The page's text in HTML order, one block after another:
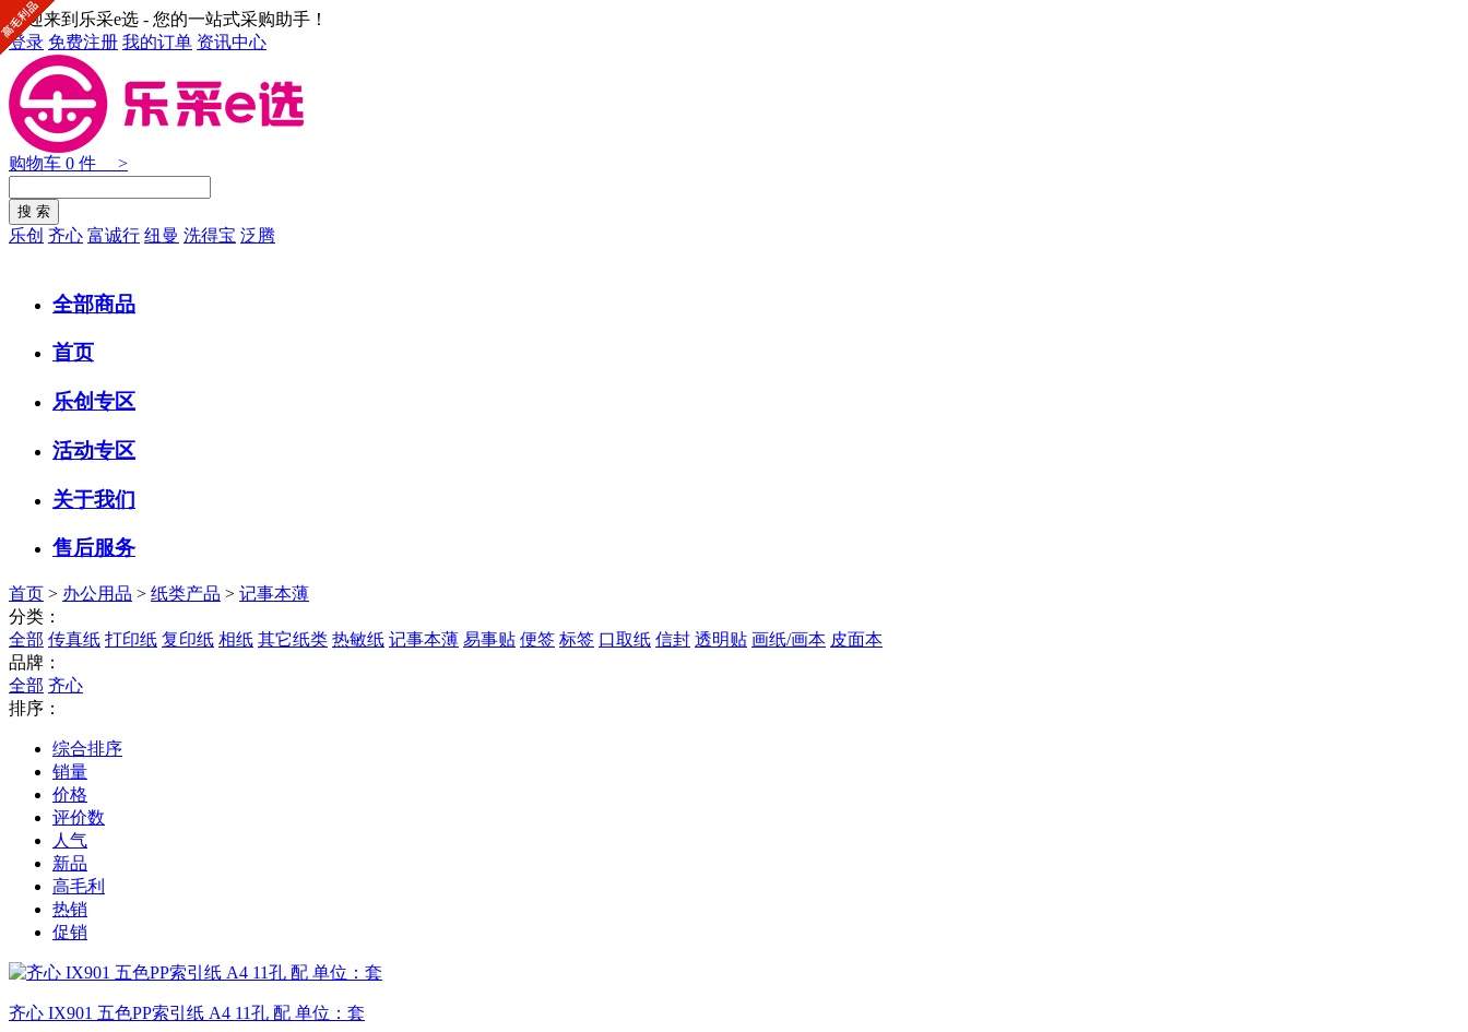
欢迎来到乐采e选 - 您的一站式采购助手！
登录 免费注册 我的订单 资讯中心
购物车 0 件 >
乐创 齐心 富诚行 纽曼 洗得宝 泛腾
全部商品
首页
乐创专区
活动专区
关于我们
售后服务
首页 > 办公用品 > 纸类产品 > 记事本薄
分类：
全部 传真纸 打印纸 复印纸 相纸 其它纸类 热敏纸 记事本薄 易事贴 便签 标签 口取纸 信封 透明贴 画纸/画本 皮面本
品牌：
全部 齐心
排序：
综合排序
销量
价格
评价数
人气
新品
高毛利
热销
促销
齐心 IX901 五色PP索引纸 A4 11孔 配 单位：套